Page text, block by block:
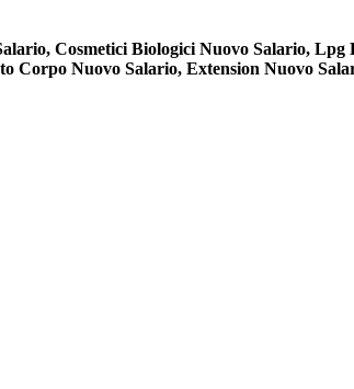
Cosmetici Biologici Nuovo Salario, Lpg
Corpo Nuovo Salario, Extension Nuovo